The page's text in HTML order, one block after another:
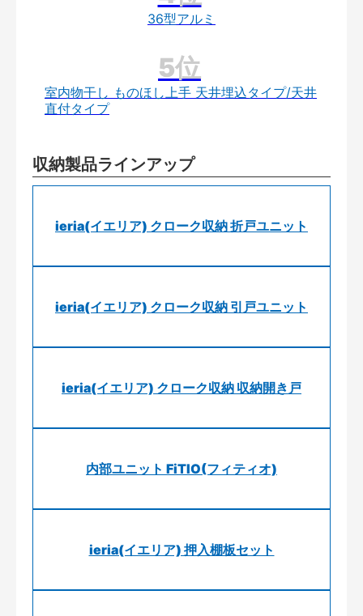
36型アルミ
室内物干し ものほし上手 天井埋込タイプ/天井
直付タイプ
収納製品ラインアップ
ieria(イエリア) クローク収納 折戸ユニット
ieria(イエリア) クローク収納 引戸ユニット
ieria(イエリア) クローク収納 収納開き戸
内部ユニット FiTIO(フィティオ)
ieria(イエリア) 押入棚板セット